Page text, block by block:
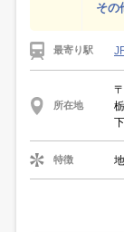
その
最寄り駅
所在地
特徴